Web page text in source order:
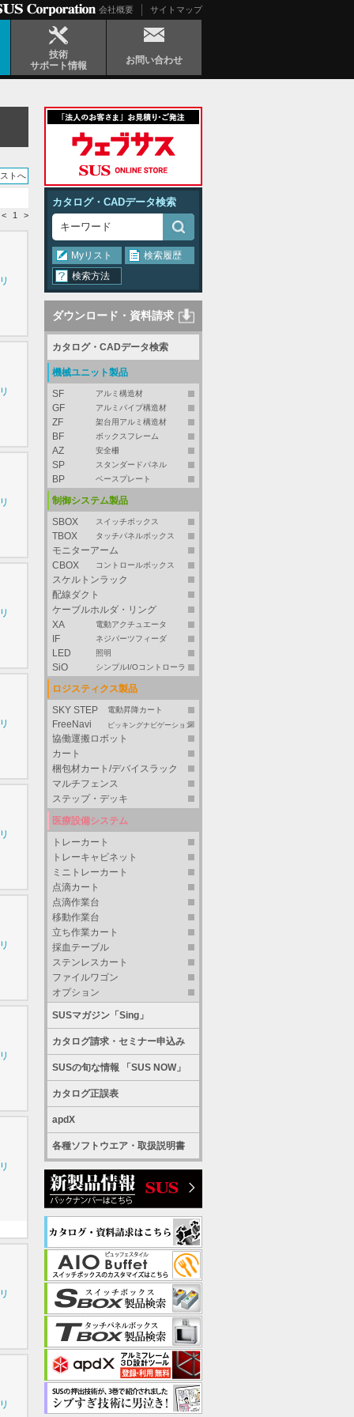
会社概要 サイトマップ
技術
サポート情報
お問い合わせ
トへ
< 1 >
カタログ・CADデータ検索
Myリスト
検索履歴
検索方法
ダウンロード・資料請求
カタログ・CADデータ検索
機械ユニット製品
SF
アルミ構造材
GF アルミパイプ構造材
ZF 架台用アルミ構造材
BF ボックスフレーム
AZ 安全柵
SP スタンダードパネル
BP ベースプレート
制御システム製品
SBOX
スイッチボックス
TBOX タッチパネルボックス
モニターアーム
CBOX
コントロールボックス
スケルトンラック
配線ダクト
ケーブルホルダ・リング
XA
電動アクチュエータ
IF ネジパーツフィーダ
LED 照明
SiO シンプルI/Oコントローラ
ロジスティクス製品
SKY STEP
電動昇降カート
FreeNavi ピッキングナビゲーション
協働運搬ロボット
カート
梱包材カート/デバイスラック
マルチフェンス
ステップ・デッキ
医療設備システム
トレーカート
トレーキャビネット
ミニトレーカート
点滴カート
点滴作業台
移動作業台
立ち作業カート
採血テーブル
ステンレスカート
ファイルワゴン
オプション
SUSマガジン「Sing」
カタログ請求・セミナー申込み
SUSの旬な情報 「SUS NOW」
カタログ正誤表
apdX
各種ソフトウエア・取扱説明書